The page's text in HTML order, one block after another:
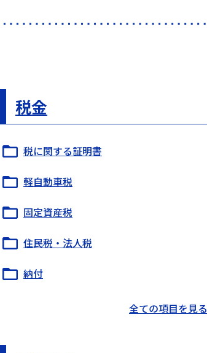
税金
税に関する証明書
軽自動車税
固定資産税
住民税・法人税
納付
全ての項目を見る